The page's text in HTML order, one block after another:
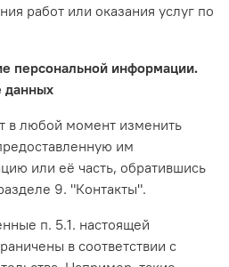
работ или оказания услуг по
персональной информации.
данных
в любой момент изменить
им
или её часть, обратившись
9. "Контакты".
п. 5.1. настоящей
в соответствии с